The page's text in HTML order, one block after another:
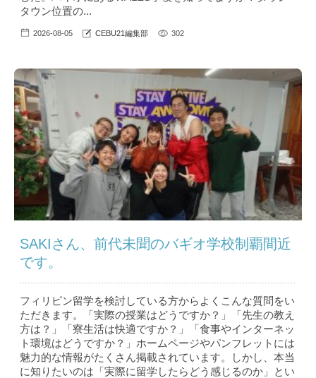
タウン位置の...
2026-08-05 CEBU21編集部 302
SAKIさん、前代未聞のバギオ学校制覇間近
です。
フィリピン留学を検討している方からよくこんな質問をい
ただきます。「実際の授業はどうですか？」「先生の教え
方は？」「寮生活は快適ですか？」「食事やインターネッ
ト環境はどうですか？」ホームページやパンフレットには
魅力的な情報がたくさん掲載されています。しかし、本当
に知りたいのは「実際に留学したらどう感じるのか」とい